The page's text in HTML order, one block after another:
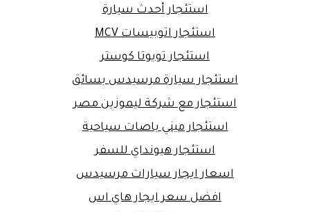
استئجار أحدث سيارة
استئجار اتوبيسات MCV
استئجار تويوتا كوستر
استئجار سيارة مرسيدس بسائق
استئجار مع شركة ليموزين مصر
استئجار ميني باصات سياحية
استئجار هيونداي للسفر
اسعار ايجار سيارات مرسيدس
افضل سعر ايجار هاي اس